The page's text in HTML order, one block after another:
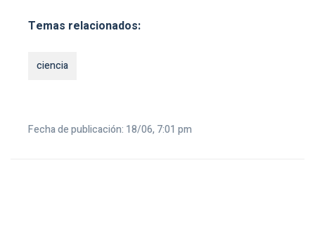
Temas relacionados:
ciencia
Fecha de publicación: 18/06, 7:01 pm